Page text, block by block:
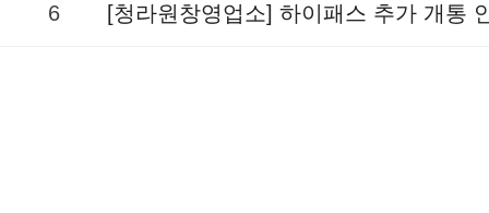
6 [청라원창영업소] 하이패스 추가 개통